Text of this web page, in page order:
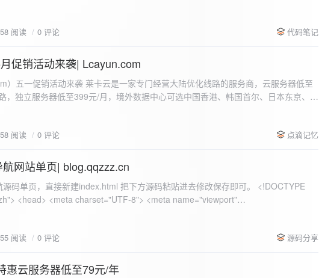
cover; /* 保证背景图片覆盖整个视窗 */ color:
0, 0.1);
color: #e9f7e8; }
阅读 0 评论 代码笔记
促销活动来袭| Lcayun.com
一家专门经营大陆优化线路的服务商，云服务器低至
，独立服务器低至399元/月，境外数据中心可选中国香港、韩国首尔、日本东京、美
actcloud.html
阅读 0 评论 点滴记忆
网站单页| blog.qqzzz.cn
all 0.3s ease; position: relative; z-index: 2; } .main-box:hover { transform: translateY(-2px); box-shadow: 0 6px 25px rgba(0, 0, 0, 0.2); } /* 头部样式 */ .header { text-align: center; margin-bottom: 20px; padding-bottom: 15px; border-bottom: 1px solid rgba(255, 255, 255, 0.2); } .header h1 { font-size: 32px; background: linear-gradient(120deg, #2b5876 0%, #4e4376 100%); -webkit-background-clip: text; -webkit-text-fill-color: transparent; margin-bottom: 15px; } /* 提示框样式 */ .notice { background: transparent; padding: 0 25px; border-radius: 12px; margin-bottom: 15px; white-space: nowrap; overflow: hidden; text-overflow: ellipsis; } .notice p { color: #4facfe; font-size: 16px; line-height: 1; font-weight: bold; letter-spacing: 0.5px; margin: 0; } /* 流量卡领取样式 */ .flow-card, .flow-card-top { background: linear-gradient(120deg, #4facfe 0%, #00f2fe 100%); box-shadow: 0 3px 15px rgba(0, 0, 0, 0.1); border-radius: 12px; padding: 10px 15px; margin-bottom: 10px; text-align: center; position: relative; overflow: hidden; display: flex; justify-content: space-between; align-items: center; } .flow-card::before, .flow-card-top::before { content: ''; position: absolute; top: -10px; right: -10px; width: 80px; height: 80px; background: rgba(255, 255, 255, 0.1); border-radius: 50%; } .flow-card .text-content, .flow-card-top h3 { flex: 1; text-align: left; color: #ffffff; font-size: 16px; margin: 0; } .flow-card h2 { color: #ffffff; font-size: 18px; margin-bottom: 4px; font-weight: 600; } .flow-card p { color: rgba(255, 255, 255, 0.9); font-size: 14px; margin-bottom: 0; } .flow-card a, .flow-card-top a { display: inline-block; background: #ffffff; color: #2b5876; padding: 8px 0; border-radius: 50px; font-size: 15px; cursor: pointer; transition: all 0.3s ease; font-weight: 600; text-decoration: none; box-shadow: 0 4px 10px rgba(0, 0, 0, 0.1); margin: 0 5px; white-space: nowrap; width: 110px; text-align: center; } /* 所有按钮统一样式 */ .flow-card .buttons a, .flow-card-top .buttons a { background: #ffffff; color: #2b5876; } .flow-card .buttons a:hover, .flow-card-top .buttons a:hover { background: #f8f9fa; transform: translateY(-2px); box-shadow: 0 6px 15px rgba(0, 0, 0, 0.2); } .flow-card .buttons, .flow-card-top .buttons { display: flex; align-items: center; justify-content: flex-end; flex-wrap: nowrap; } .flow-card a:hover, .flow-card-top a:hover { transform: translateY(-2px); box-shadow: 0 6px 15px rgba(0, 0, 0, 0.2); background: #f8f9fa; } .flow-card-top { margin-bottom: 10px; } /* 导航网格样式 */ .nav-grid { display: grid; grid-template-columns: repeat(2, 1fr); gap: 25px; width: 100%; margin: 0 auto; padding: 0; } /* 导航项样式 */ .nav-item { background: hsl(230, 10%, 33%); border-radius: 12px; padding: 12px; text-align: center; box-shadow: none; transition: all 0.3s ease; min-height: 75px; position: relative; } .nav-item:hover { transform: none; background: hsl(230, 10%, 38%); } .nav-item a { text-decoration: none; color: inherit; display: block; text-align: center; } .nav-item h3 { color: #ffffff; font-size: 17px; margin-bottom: 8px; } .nav-item p { color: rgba(255, 255, 255, 0.9); font-size: 16px; margin-bottom: 4px; } .nav-item .status { position: absolute; bottom: -20px; left: 0; right: 0; color: #ff6b6b; font-size: 12px; text-align: center; font-weight: 500; } /* 底部导航样式 */ .float-nav { display: none; } @media (max-width: 768px) { body { padding-bottom: 20px; } .container { padding: 10px; } .main-box { padding: 15px; margin: 5px; } .header { margin-bottom: 15px; padding-bottom: 10px; } .nav-grid { gap: 15px; } .flow-card, .flow-card-top { padding: 12px; margin-bottom: 10px; flex-direction: column; } .flow-card .text-content, .flow-card-top h3 { text-align: center; margin-bottom: 12px; font-size: 16px; } .flow-card h2 { font-size: 16px; margin-bottom: 5px; text-align: center; } .flow-card p { font-size: 13px; text-align: center; padding: 0 5px; } .flow-card a, .flow-card-top a, .flow-card .buttons a, .flow-card-top .buttons a { padding: 7px 0; font-size: 14px; margin: 0 4px; width: 95px; text-align: center; background: #ffffff; color: #2b5876; } .flow-card .buttons, .flow-card-top .buttons { justify-content: center; width: 100%; margin-top: 5px; } .nav-item { padding: 12px; min-height: 70px; width: 100%; } .header h1 { font-size: 24px; } .notice p { font-size: 14px; } .copyright { padding: 10px 0; font-size: 12px; } } /* 版权信息样式 */ .copyright { text-align: center; padding: 15px 0; color: #6c757d; font-size: 13px; letter-spacing: 0.5px; width: 100%; max-width: 1200px; margin: 0 auto; } /* 弹窗样式 */ .modal-overlay { position: fixed; top: 0; left: 0; right: 0; bottom: 0; background: rgba(0, 0, 0, 0.4); display: flex; justify-content: center; align-items: center; z-index: 10000; } .modal { background: white; border: 1px solid #e9ecef; padding: 25px; border-radius: 15px; width: 90%; max-width: 3
阅读 0 评论 源码分享
惠云服务器低至79元/年